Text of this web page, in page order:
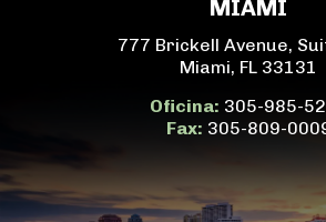
MIAMI
777 Brickell Avenue,
Miami, FL 33131
Oficina: 305-985-
Fax: 305-809-